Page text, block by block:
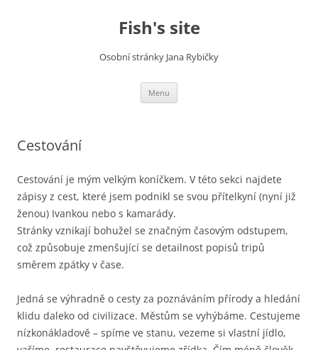
Fish's site
Osobní stránky Jana Rybičky
Menu
Cestování
Cestování je mým velkým koníčkem. V této sekci najdete
zápisy z cest, které jsem podnikl se svou přítelkyní (nyní již
ženou) Ivankou nebo s kamarády.
Stránky vznikají bohužel se značným časovým odstupem,
což způsobuje zmenšující se detailnost popisů tripů
směrem zpátky v čase.
Jedná se výhradně o cesty za poznáváním přírody a hledání
klidu daleko od civilizace. Městům se vyhýbáme. Cestujeme
nízkonákladově – spíme ve stanu, vezeme si vlastní jídlo,